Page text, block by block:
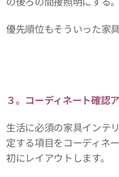
優先順位もそういった家
３。コーディネート確認
生活に必須の家具インテ
定する項目をコーディネ
初にレイアウトします。